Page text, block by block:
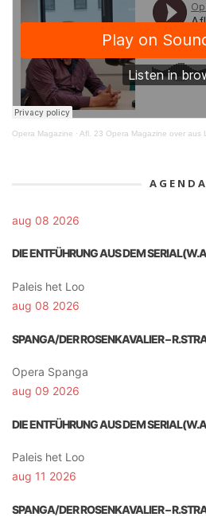
Opera Magazine · Afl. 23 Opera Magazine over aus
AGENDA
aug 08 2026
DIE ENTFÜHRUNG AUS DEM
Paleis het Loo
aug 08 2026
SPANGA/DER ROSENKAVALIER –
Opera Spanga
aug 09 2026
DIE ENTFÜHRUNG AUS DEM
Paleis het Loo
aug 11 2026
SPANGA/DER ROSENKAVALIER –